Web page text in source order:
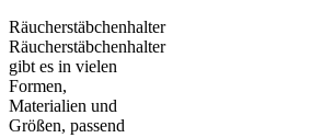
Räucherstäbchenhalter
Räucherstäbchenhalter
gibt es in vielen
Formen,
Materialien und
Größen, passend